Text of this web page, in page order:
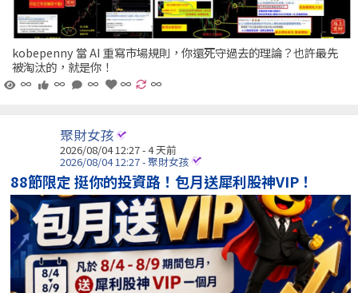
kobepenny 當 AI 重寫市場規則，你還死守過去的理論？也許最先
被淘汰的，就是你！
∞
∞ ∞ ∞ ∞
聚財女孩
2026/08/04 12:27 - 4 天前
2026/08/04 12:27 - 聚財女孩
88節限定 挺你的投資路！包月送犀利股神VIP！